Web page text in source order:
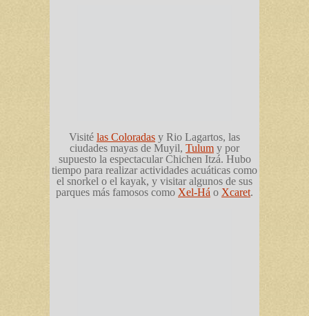
Visité las Coloradas y Rio Lagartos, las
ciudades mayas de Muyil, Tulum y por
supuesto la espectacular Chichen Itzá. Hubo
tiempo para realizar actividades acuáticas como
el snorkel o el kayak, y visitar algunos de sus
parques más famosos como Xel-Há o Xcaret.